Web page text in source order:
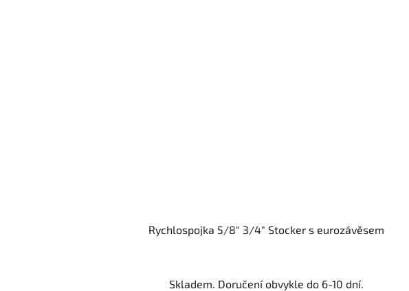
Rychlospojka 5/8" 3/4" Stocker s eurozávěsem
Skladem. Doručení obvykle do 6-10 dní.